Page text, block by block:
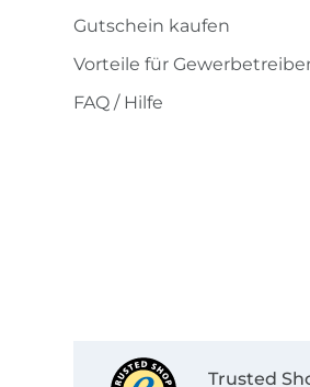
Gutschein kaufen
Vorteile für
FAQ / Hilfe
Trusted